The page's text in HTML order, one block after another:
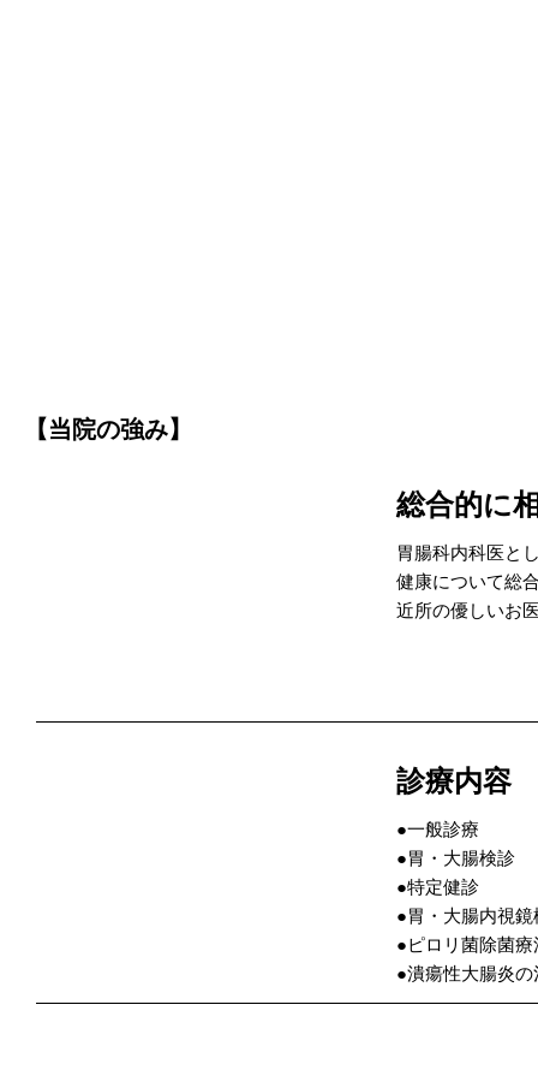
【当院の強み】
総合的に
胃腸科内科医と
健康について総
近所の優しいお
診療内容
●一般診療
●胃・大腸検診
●特定健診
●胃・大腸内視鏡
●ピロリ菌除菌療
●潰瘍性大腸炎